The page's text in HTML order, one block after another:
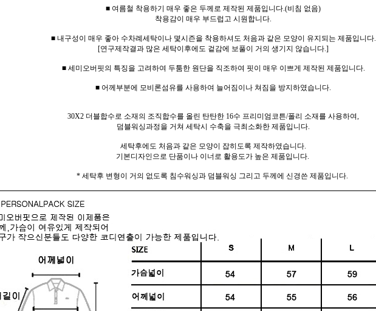
■ 여름철 착용하기 매우 좋은 두께로 제작된 제품입니다.(비침 없음)
착용감이 매우 부드럽고 시원합니다.
■ 내구성이 매우 좋아 수차례세탁이나 몇시즌을 착용하셔도 처음과 같은 모양이 유지되는 제품입니다.
[연구제작결과 많은 세탁이후에도 겉감에 보풀이 거의 생기지 않습니다.]
■ 세미오버핏의 특징을 고려하여 두툼한 원단을 직조하여 핏이 매우 이쁘게 제작된 제품입니다.
■ 어께부분에 모비론섬유를 사용하여 늘어짐이나 쳐짐을 방지하였습니다.
30X2 더블합수로 소재의 조직합수를 올린 탄탄한 16수 프리미엄코튼/폴리 소재를 사용하여,
덤블워싱과정을 거쳐 세탁시 수축을 극최소화한 제품입니다.
세탁후에도 처음과 같은 모양이 잡히도록 제작하였습니다.
기본디자인으로 단품이나 이너로 활용도가 높은 제품입니다.
* 세탁후 변형이 거의 없도록 침수워싱과 덤블워싱 그리고 두께에 신경쓴 제품입니다.